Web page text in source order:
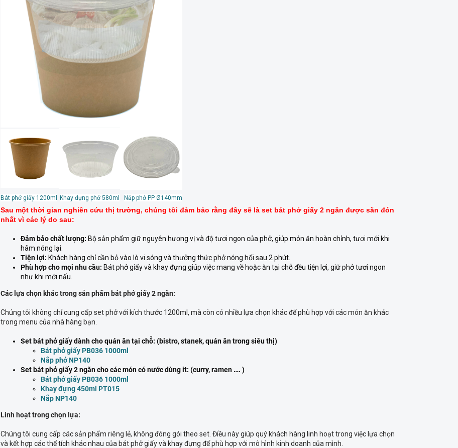
Bát phở giấy 1200ml Khay đựng phở 580ml Nắp phở PP Ø140mm
Sau một thời gian nghiên cứu thị trường, chúng tôi đảm bảo rằng đây sẽ là set bát phở giấy 2 ngăn được săn đón
nhất vì các lý do sau:
Đảm bảo chất lượng: Bộ sản phẩm giữ nguyên hương vị và độ tươi ngon của phở, giúp món ăn hoàn chỉnh, tươi mới khi
hâm nóng lại.
Tiện lợi: Khách hàng chỉ cần bỏ vào lò vi sóng và thưởng thức phở nóng hổi sau 2 phút.
Phù hợp cho mọi nhu cầu: Bát phở giấy và khay đựng giúp việc mang về hoặc ăn tại chỗ đều tiện lợi, giữ phở tươi ngon
như khi mới nấu.
Các lựa chọn khác trong sản phẩm bát phở giấy 2 ngăn:
Chúng tôi không chỉ cung cấp set phở với kích thước 1200ml, mà còn có nhiều lựa chọn khác để phù hợp với các món ăn khác
trong menu của nhà hàng bạn.
Set bát phở giấy dành cho quán ăn tại chỗ: (bistro, stanek, quán ăn trong siêu thị)
Bát phở giấy PB036 1000ml
Nắp phở NP140
Set bát phở giấy 2 ngăn cho các món có nước dùng it: (curry, ramen …. )
Bát phở giấy PB036 1000ml
Khay đựng 450ml PT015
Nắp NP140
Linh hoạt trong chọn lựa:
Chúng tôi cung cấp các sản phẩm riêng lẻ, không đóng gói theo set. Điều này giúp quý khách hàng linh hoạt trong việc lựa chọn
và kết hợp các thể tích khác nhau của bát phở giấy và khay đựng để phù hợp với mô hình kinh doanh của mình.